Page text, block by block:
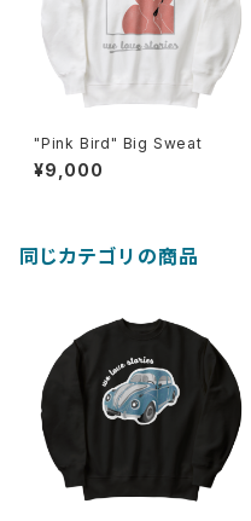
"Pink Bird" Big Sweat
¥9,000
同じカテゴリの商品